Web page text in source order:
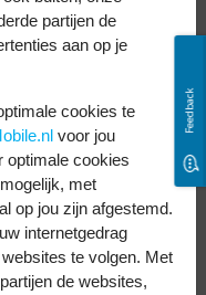
om het
te
van je
terug naar
Feedback
partijen de
aan op je
cookies te
voor jou
optimale cookies
met
op jou zijn afgestemd.
internetgedrag
te volgen. Met
de websites,